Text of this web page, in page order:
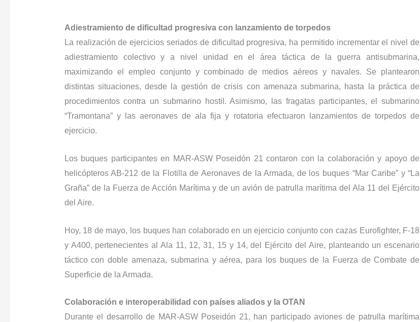
Adiestramiento de dificultad progresiva con lanzamiento de torpedos
La realización de ejercicios seriados de dificultad progresiva, ha permitido incrementar el nivel de
adiestramiento colectivo y a nivel unidad en el área táctica de la guerra antisubmarina,
maximizando el empleo conjunto y combinado de medios aéreos y navales. Se plantearon
distintas situaciones, desde la gestión de crisis con amenaza submarina, hasta la práctica de
procedimientos contra un submarino hostil. Asimismo, las fragatas participantes, el submarino
“Tramontana” y las aeronaves de ala fija y rotatoria efectuaron lanzamientos de torpedos de
ejercicio.
Los buques participantes en MAR-ASW Poseidón 21 contaron con la colaboración y apoyo de
helicópteros AB-212 de la Flotilla de Aeronaves de la Armada, de los buques “Mar Caribe” y “La
Graña” de la Fuerza de Acción Marítima y de un avión de patrulla marítima del Ala 11 del Ejército
del Aire.
Hoy, 18 de mayo, los buques han colaborado en un ejercicio conjunto con cazas Eurofighter, F-18
y A400, pertenecientes al Ala 11, 12, 31, 15 y 14, del Ejército del Aire, planteando un escenario
táctico con doble amenaza, submarina y aérea, para los buques de la Fuerza de Combate de
Superficie de la Armada.
Colaboración e interoperabilidad con países aliados y la OTAN
Durante el desarrollo de MAR-ASW Poseidón 21, han participado aviones de patrulla marítima